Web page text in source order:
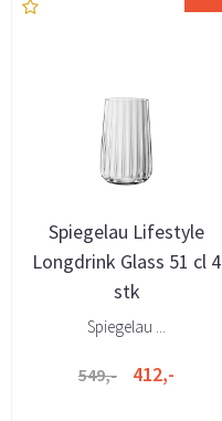
Spiegelau Lifestyle
Longdrink Glass 51 cl 4
stk
Spiegelau ...
549,- 412,-